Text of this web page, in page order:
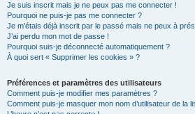
Je suis inscrit mais je ne peux pas me connecter !
Pourquoi ne puis-je pas me connecter ?
Je m’étais déjà inscrit par le passé mais ne peux à
J’ai perdu mon mot de passe !
Pourquoi suis-je déconnecté automatiquement ?
À quoi sert « Supprimer les cookies » ?
Préférences et paramètres des utilisateurs
Comment puis-je modifier mes paramètres ?
Comment puis-je masquer mon nom d’utilisateur de la